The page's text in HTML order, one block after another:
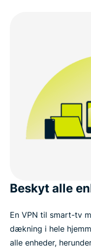
Beskyt alle
En VPN til smart-tv
dækning i hele
alle enheder,